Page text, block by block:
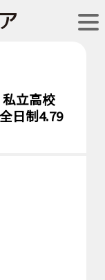
立高校
全日制4.79